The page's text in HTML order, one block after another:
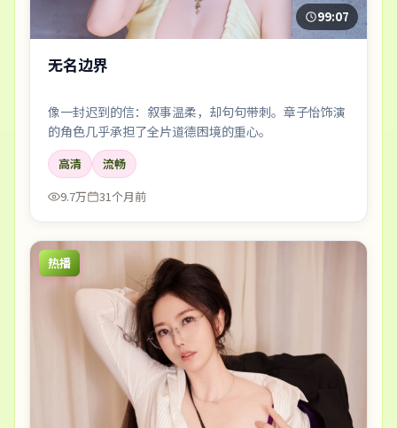
99:07
无名边界
像一封迟到的信：叙事温柔，却句句带刺。章子怡饰演
的角色几乎承担了全片道德困境的重心。
高清
流畅
9.7万
31个月前
热播